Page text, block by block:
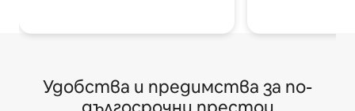
Удобства и предимства за по-